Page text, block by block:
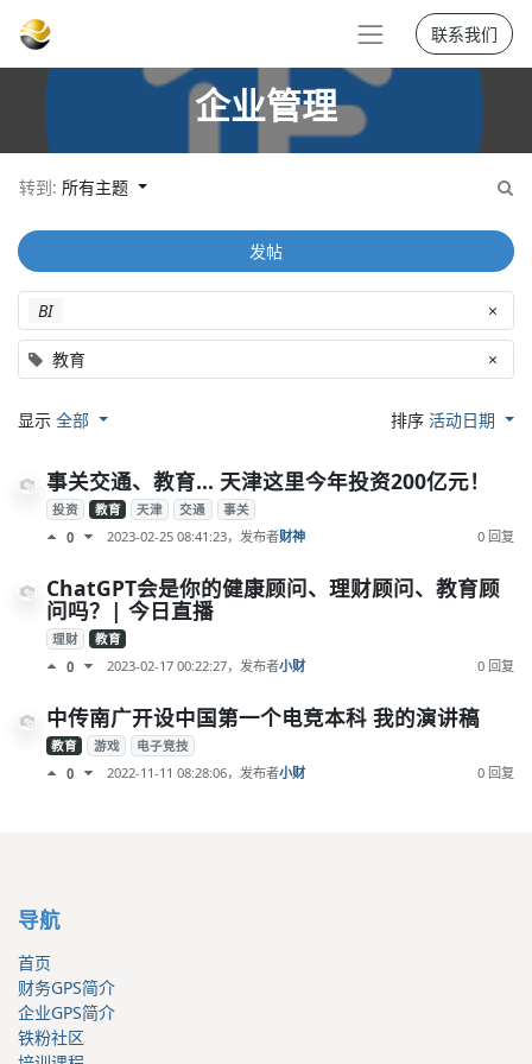
联系我们
企业管理
转到: 所有主题
BI ×
教育 ×
发帖
显示 全部 排序活动日期
事关交通、教育... 天津这里今年投资200亿元！
投资 教育 天津 交通 事关
0 2023-02-25 08:41:23，发布者财神 0 回复
ChatGPT会是你的健康顾问、理财顾问、教育顾
问吗？| 今日直播
理财 教育
0 2023-02-17 00:22:27，发布者小财 0 回复
中传南广开设中国第一个电竞本科 我的演讲稿
教育 游戏 电子竞技
0 2022-11-11 08:28:06，发布者小财 0 回复
导航
首页
财务GPS简介
企业GPS简介
铁粉社区